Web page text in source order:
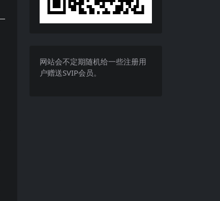
网站会不定期随机给一些注册用
户赠送SVIP会员。